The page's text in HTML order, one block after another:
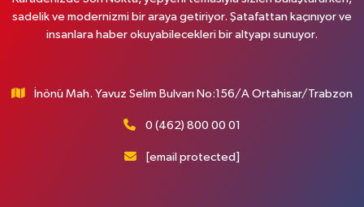
sadelik ve modernizmi bir araya getiriyor. Şatafattan kaçınıyor ve
insanlara haber okuyabilecekleri bir altyapı sunuyor.
İnönü Mah. Yavuz Selim Bulvarı No:156/A Ortahisar/Trabzon
0 (462) 800 00 01
[email protected]